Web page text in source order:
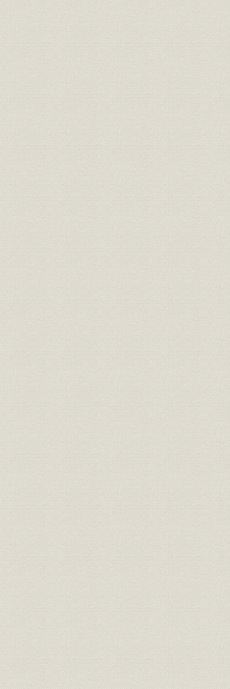
が、心なしか軍靴の足音も堂々
と聞こえたとぃう。
商標
「桜組」の商標。サクラの花と
葉に英文をあしらい、なかなか
斬新なデザインである。
[明治17年
経営
東京府統計表による明治前期に
おける製靴工場の概要(明治
9~14年)
明治9年
(1881年)
経営者
弾 直樹 旧幕以来の伝統を活かし
つつ、製革・製靴事業に洋式手
法を取り入れることに意欲的だ
った。
[明治2年
資料
革職教師チアレス・ヘンニンゲ
ルの雇い入れ文書。
[明治4年
事業所
「弾北岡組」の運営は実際上
は、製靴場と製革場とに分かれ
ていたらしい。浅草・亀岡町の
靴製造所は、主として弾直樹の
手で、また千住に近い地方町橋
場の革製造所は、三井組の北岡
文兵衛の手で運営されていたも
のとみられている。
[明治5年
商品;風俗
明治期の靴のいろいろ(平出鏗二
郎著『東京風俗史』より)
[明治期中
風俗
明治初期の官営鉄道の蒸気機関
車。鉄道員の制服も文明開化の
においがする。
明治初期
業界
札幌の老舗「イワイ靴店」は、
もともと伊勢勝造靴場で製靴業
を学んだ初代・岩井信六が、明
治11年北海道に渡って始めたも
の。北海道物産共進会で何度か
入選している(イワイ靴店提供)
[明治10年
事業所
東京府統計表による明治前期に
おける製靴工場の概要(明治
9~14年)
明治9年
(1881年)
生産
文明開化(明治20年ごろまで)の
靴の製造実績
明治9年
(1887年)
沿革
日本製靴(株)の創立系統図(桜組
系、東京製皮系、大蔵組系、福
島合名系)
慶応(1860
治43年)
通貨 日銀券発行前の政府紙幣10円札 [明治10年
金融機関
明治15年、日本銀行の開業当時
の建物は永代橋際にあった。な
お、のちに現在地の日本橋・本
石町へ移転
明治15年
製造工程
明治の錦絵「靴製造場の図」静
斎年一・画
[明治12年
資料
『東京流行細見記』の中の靴師
たち。(明治18年刊、告解図書館
蔵)
明治18年
靴;風俗
楊州周延「貴顕舞踏(きけんぶと
う)の略図」。女性の夜会服は、
襟元が広くあいたイブニング・
ドレス調が普通だが、図のよう
に襟元を包むのは、和服の習慣
から肌をあらわにすることを慎
んだからであろう(樋口弘氏蔵)
[明治20年
生産;業界
明治20年代東京各工場の靴の製
造実績
明治20年
(1898年)